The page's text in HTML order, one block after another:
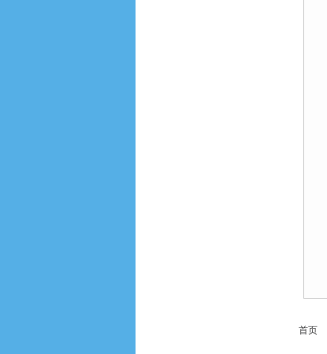
首页